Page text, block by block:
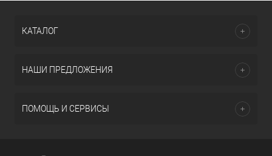
КАТАЛОГ
НАШИ ПРЕДЛОЖЕНИЯ
ПОМОЩЬ И СЕРВИСЫ